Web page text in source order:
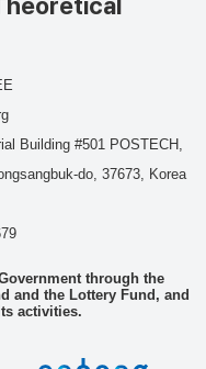
Building #501 POSTECH,
do, 37673, Korea
through the
and the Lottery Fund, and
activities.